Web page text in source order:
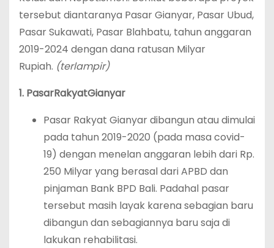
tersebut diantaranya Pasar Gianyar, Pasar Ubud,
Pasar Sukawati, Pasar Blahbatu, tahun anggaran
2019-2024 dengan dana ratusan Milyar
Rupiah. (terlampir)
1. PasarRakyatGianyar
Pasar Rakyat Gianyar dibangun atau dimulai
pada tahun 2019-2020 (pada masa covid-
19) dengan menelan anggaran lebih dari Rp.
250 Milyar yang berasal dari APBD dan
pinjaman Bank BPD Bali. Padahal pasar
tersebut masih layak karena sebagian baru
dibangun dan sebagiannya baru saja di
lakukan rehabilitasi.